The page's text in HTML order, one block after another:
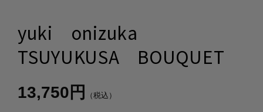
yuki onizuka
TSUYUKUSA BOUQUET
13,750円 （税込）